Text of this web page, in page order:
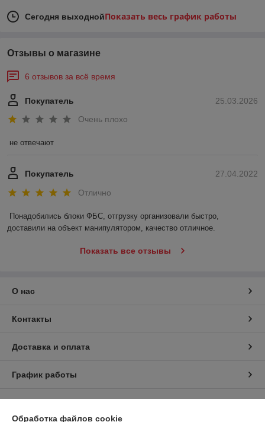
Сегодня выходнойПоказать весь график работы
Отзывы о магазине
6 отзывов за всё время
25.03.2026
Покупатель
Очень плохо
не отвечают
27.04.2022
Покупатель
Отлично
Понадобились блоки ФБС, отгрузку организовали быстро,
доставили на объект манипулятором, качество отличное.
Показать все отзывы
О нас
Контакты
Доставка и оплата
График работы
Обработка файлов cookie